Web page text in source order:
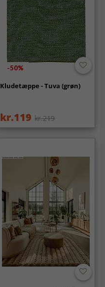
-50%
Kludetæppe - Tuva (grøn)
kr.119 kr.219